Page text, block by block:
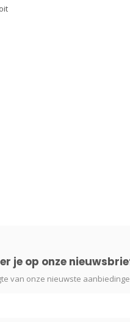
je op onze
van onze nieuwste